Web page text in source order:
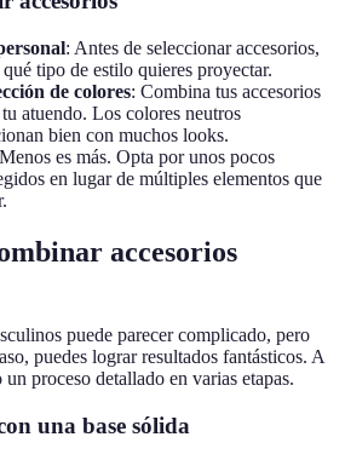
: Antes de seleccionar accesorios,
tipo de estilo quieres proyectar.
de colores: Combina tus accesorios
atuendo. Los colores neutros
bien con muchos looks.
es más. Opta por unos pocos
en lugar de múltiples elementos que
accesorios
puede parecer complicado, pero
puedes lograr resultados fantásticos. A
proceso detallado en varias etapas.
una base sólida